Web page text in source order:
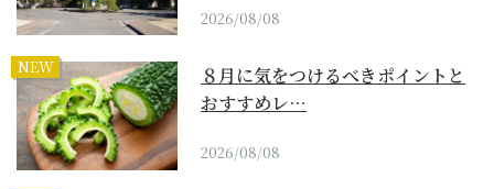
2026/08/08
NEW
８月に気をつけるべきポイントと
おすすめレ…
2026/08/08